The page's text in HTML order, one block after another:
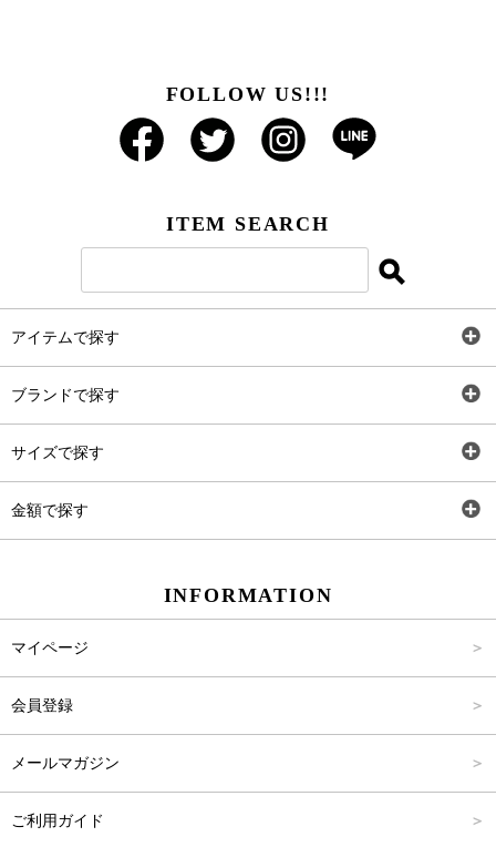
FOLLOW US!!!
ITEM SEARCH
アイテムで探す
ブランドで探す
サイズで探す
金額で探す
INFORMATION
マイページ
会員登録
メールマガジン
ご利用ガイド